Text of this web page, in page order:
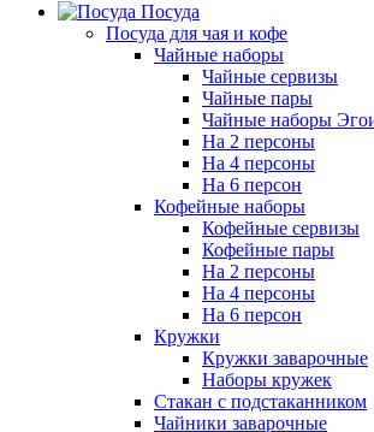
Посуда
Посуда для чая и кофе
Чайные наборы
Чайные сервизы
Чайные пары
Чайные наборы
На 2 персоны
На 4 персоны
На 6 персон
Кофейные наборы
Кофейные сервизы
Кофейные пары
На 2 персоны
На 4 персоны
На 6 персон
Кружки
Кружки заварочные
Наборы кружек
Стакан с подстаканником
Чайники заварочные